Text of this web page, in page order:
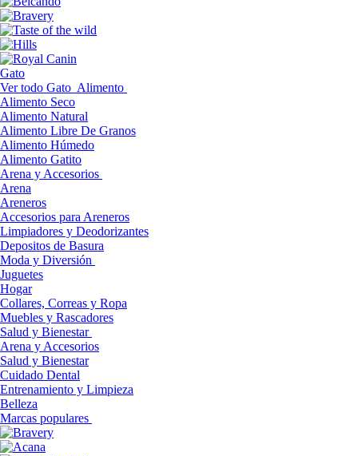
Gato
Ver todo Gato Alimento
Alimento Seco
Alimento Natural
Alimento Libre De Granos
Alimento Húmedo
Alimento Gatito
Arena y Accesorios
Arena
Areneros
Accesorios para Areneros
Limpiadores y Deodorizantes
Depositos de Basura
Moda y Diversión
Juguetes
Hogar
Collares, Correas y Ropa
Muebles y Rascadores
Salud y Bienestar
Arena y Accesorios
Salud y Bienestar
Cuidado Dental
Entrenamiento y Limpieza
Belleza
Marcas populares